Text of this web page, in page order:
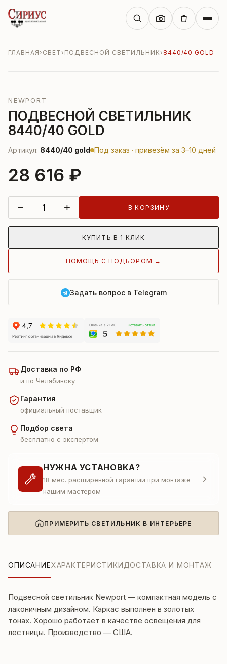
ГЛАВНАЯ› СВЕТ› ПОДВЕСНОЙ СВЕТИЛЬНИК› 8440/40 GOLD
NEWPORT
ПОДВЕСНОЙ СВЕТИЛЬНИК
8440/40 GOLD
Артикул: 8440/40 gold Под заказ · привезём за 3–10 дней
28 616 ₽
− + В КОРЗИНУ
КУПИТЬ В 1 КЛИК
ПОМОЩЬ С ПОДБОРОМ →
Задать вопрос в Telegram
Доставка по РФ
и по Челябинску
Гарантия
официальный поставщик
Подбор света
бесплатно с экспертом
НУЖНА УСТАНОВКА?
18 мес. расширенной гарантии при монтаже
нашим мастером
ПРИМЕРИТЬ СВЕТИЛЬНИК В ИНТЕРЬЕРЕ
ОПИСАНИЕХАРАКТЕРИСТИКИДОСТАВКА И МОНТАЖ
Подвесной светильник Newport — компактная модель с
лаконичным дизайном. Каркас выполнен в золотых
тонах. Хорошо работает в качестве освещения для
лестницы. Производство — США.